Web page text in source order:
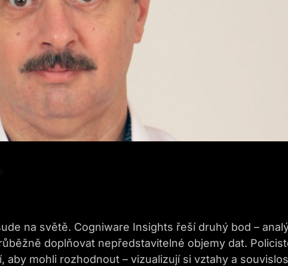
na světě. Cogniware Insights řeší druhý bod –
doplňovat nepředstavitelné objemy dat.
aby mohli rozhodnout – vizualizují si vztahy a